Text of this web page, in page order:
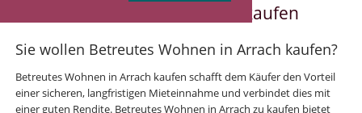
Betreutes Wohnen in Arrach kaufen
Sie wollen Betreutes Wohnen in Arrach kaufen?
Betreutes Wohnen in Arrach kaufen schafft dem Käufer den Vorteil
einer sicheren, langfristigen Mieteinnahme und verbindet dies mit
einer guten Rendite. Betreutes Wohnen in Arrach zu kaufen bietet